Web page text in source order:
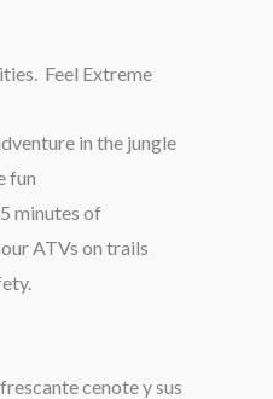
Feel Extreme
in the jungle
fun
minutes of
ATVs on trails
cenote y sus